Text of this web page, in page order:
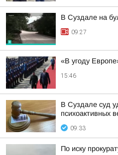
В Суздале на
09:27
«В угоду
15:46
В Суздале суд
психоактивных
09:33
По иску